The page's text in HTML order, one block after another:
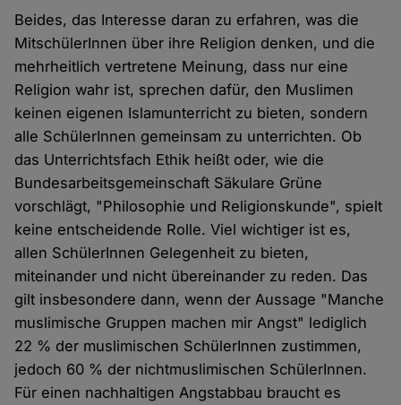
Beides, das Interesse daran zu erfahren, was die
MitschülerInnen über ihre Religion denken, und die
mehrheitlich vertretene Meinung, dass nur eine
Religion wahr ist, sprechen dafür, den Muslimen
keinen eigenen Islamunterricht zu bieten, sondern
alle SchülerInnen gemeinsam zu unterrichten. Ob
das Unterrichtsfach Ethik heißt oder, wie die
Bundesarbeitsgemeinschaft Säkulare Grüne
vorschlägt, "Philosophie und Religionskunde", spielt
keine entscheidende Rolle. Viel wichtiger ist es,
allen SchülerInnen Gelegenheit zu bieten,
miteinander und nicht übereinander zu reden. Das
gilt insbesondere dann, wenn der Aussage "Manche
muslimische Gruppen machen mir Angst" lediglich
22 % der muslimischen SchülerInnen zustimmen,
jedoch 60 % der nichtmuslimischen SchülerInnen.
Für einen nachhaltigen Angstabbau braucht es